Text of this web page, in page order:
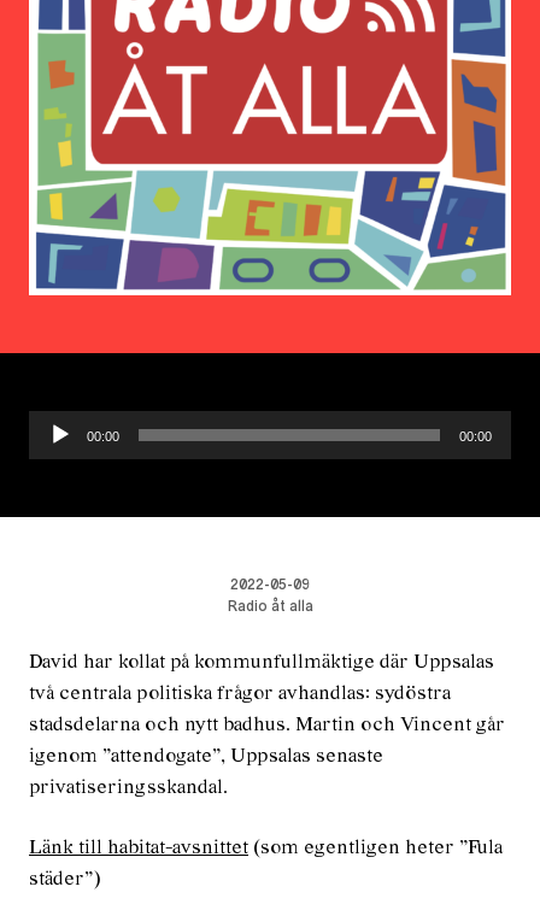
Ljudspelare
00:00 00:00
2022-05-09
Radio åt alla
David har kollat på kommunfullmäktige där Uppsalas
två centrala politiska frågor avhandlas: sydöstra
stadsdelarna och nytt badhus. Martin och Vincent går
igenom ”attendogate”, Uppsalas senaste
privatiseringsskandal.
Länk till habitat-avsnittet (som egentligen heter ”Fula
städer”)